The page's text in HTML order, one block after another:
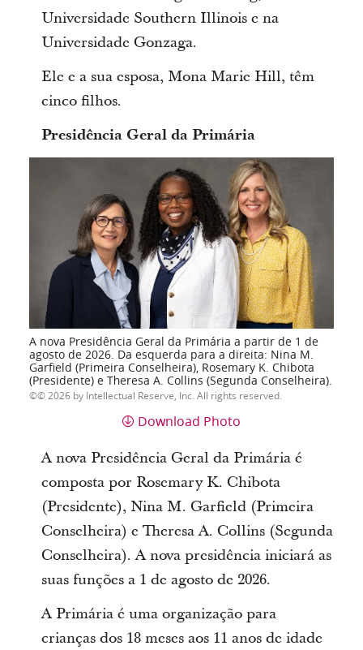
Universidade Southern Illinois e na
Universidade Gonzaga.
Ele e a sua esposa, Mona Marie Hill, têm
cinco filhos.
Presidência Geral da Primária
A nova Presidência Geral da Primária a partir de 1 de
agosto de 2026. Da esquerda para a direita: Nina M.
Garfield (Primeira Conselheira), Rosemary K. Chibota
(Presidente) e Theresa A. Collins (Segunda Conselheira).
© 2026 by Intellectual Reserve, Inc. All rights reserved.
Download Photo
A nova Presidência Geral da Primária é
composta por Rosemary K. Chibota
(Presidente), Nina M. Garfield (Primeira
Conselheira) e Theresa A. Collins (Segunda
Conselheira). A nova presidência iniciará as
suas funções a 1 de agosto de 2026.
A Primária é uma organização para
crianças dos 18 meses aos 11 anos de idade